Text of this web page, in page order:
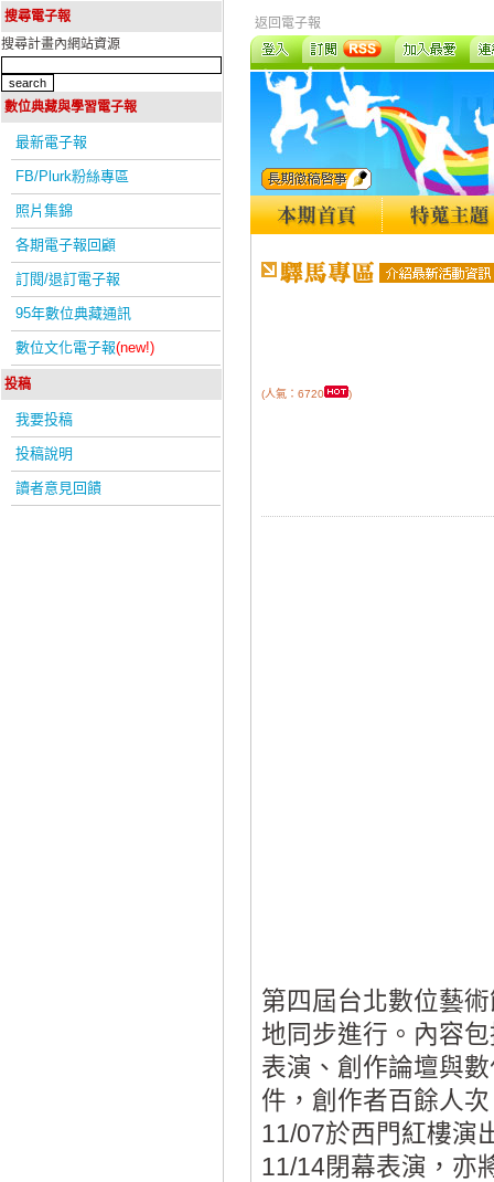
搜尋電子報
搜尋計畫內網站資源
數位典藏與學習電子報
最新電子報
FB/Plurk粉絲專區
照片集錦
各期電子報回顧
訂閱/退訂電子報
95年數位典藏通訊
數位文化電子報(new!)
投稿
我要投稿
投稿說明
讀者意見回饋
返回電子報
(人氣：6720 )
第四屆台北數位藝
地同步進行。內容
表演、創作論壇與
件，創作者百餘人
11/07於西門紅樓演
11/14閉幕表演，亦